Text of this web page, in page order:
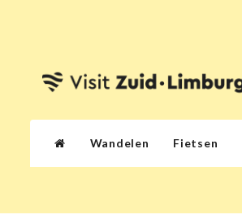
Wandelen Fietsen